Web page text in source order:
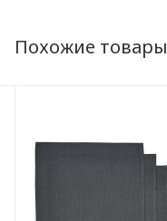
Похожие товары